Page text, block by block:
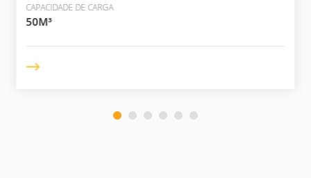
CAPACIDADE DE CARGA
50M³